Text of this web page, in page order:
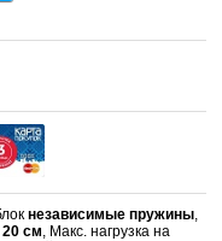
независимые пружины
20 см , Макс. нагрузка на